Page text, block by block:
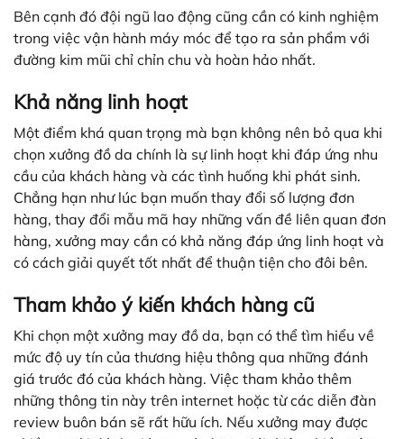
Bên cạnh đó đội ngũ lao động cũng cần có kinh nghiệm
trong việc vận hành máy móc để tạo ra sản phẩm với
đường kim mũi chỉ chỉn chu và hoàn hảo nhất.
Khả năng linh hoạt
Một điểm khá quan trọng mà bạn không nên bỏ qua khi
chọn xưởng đồ da chính là sự linh hoạt khi đáp ứng nhu
cầu của khách hàng và các tình huống khi phát sinh.
Chẳng hạn như lúc bạn muốn thay đổi số lượng đơn
hàng, thay đổi mẫu mã hay những vấn đề liên quan đơn
hàng, xưởng may cần có khả năng đáp ứng linh hoạt và
có cách giải quyết tốt nhất để thuận tiện cho đôi bên.
Tham khảo ý kiến khách hàng cũ
Khi chọn một xưởng may đồ da, bạn có thể tìm hiểu về
mức độ uy tín của thương hiệu thông qua những đánh
giá trước đó của khách hàng. Việc tham khảo thêm
những thông tin này trên internet hoặc từ các diễn đàn
review buôn bán sẽ rất hữu ích. Nếu xưởng may được